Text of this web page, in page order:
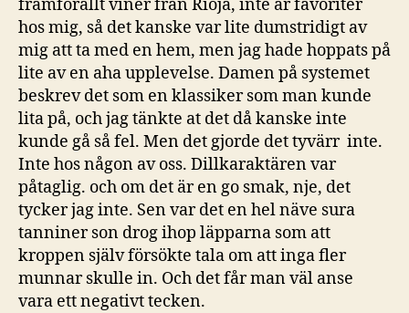
framförallt viner från Rioja, inte är favoriter
hos mig, så det kanske var lite dumstridigt av
mig att ta med en hem, men jag hade hoppats på
lite av en aha upplevelse. Damen på systemet
beskrev det som en klassiker som man kunde
lita på, och jag tänkte at det då kanske inte
kunde gå så fel. Men det gjorde det tyvärr inte.
Inte hos någon av oss. Dillkaraktären var
påtaglig. och om det är en go smak, nje, det
tycker jag inte. Sen var det en hel näve sura
tanniner son drog ihop läpparna som att
kroppen själv försökte tala om att inga fler
munnar skulle in. Och det får man väl anse
vara ett negativt tecken.